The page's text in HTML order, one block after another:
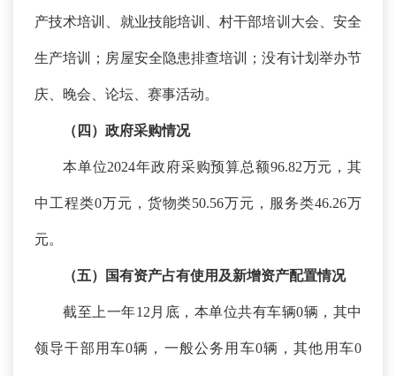
产技术培训、就业技能培训、村干部培训大会、安全
生产培训；房屋安全隐患排查培训；没有计划举办节
庆、晚会、论坛、赛事活动。
（四）政府采购情况
本单位2024年政府采购预算总额96.82万元，其
中工程类0万元，货物类50.56万元，服务类46.26万
元。
（五）国有资产占有使用及新增资产配置情况
截至上一年12月底，本单位共有车辆0辆，其中
领导干部用车0辆，一般公务用车0辆，其他用车0